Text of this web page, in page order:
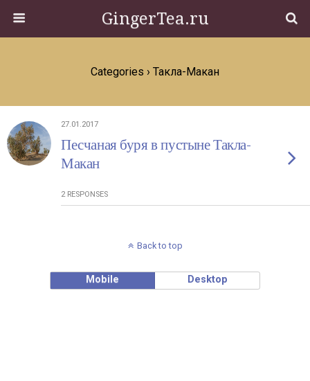
GingerTea.ru
Categories › Такла-Макан
27.01.2017
Песчаная буря в пустыне Такла-
Макан
2 RESPONSES
Back to top
Mobile Desktop